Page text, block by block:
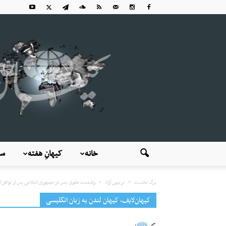
کیهانِ هفته خانه
برگ نخست تریبون آزاد وضعیت حقوق بشر در جمهوری اسلامی پس از توافق
کیهان‌لایف، کیهان لندن به زبان انگلیسی